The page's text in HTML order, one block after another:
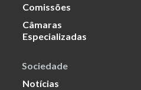
Comissões
Câmaras
Especializadas
Sociedade
Notícias